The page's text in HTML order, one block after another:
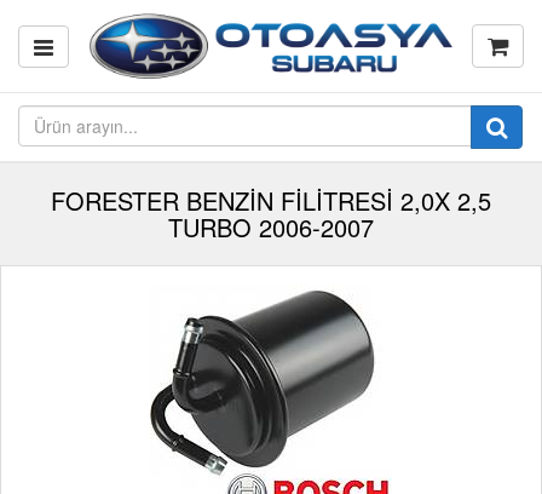
FORESTER BENZİN FİLİTRESİ 2,0X 2,5
TURBO 2006-2007